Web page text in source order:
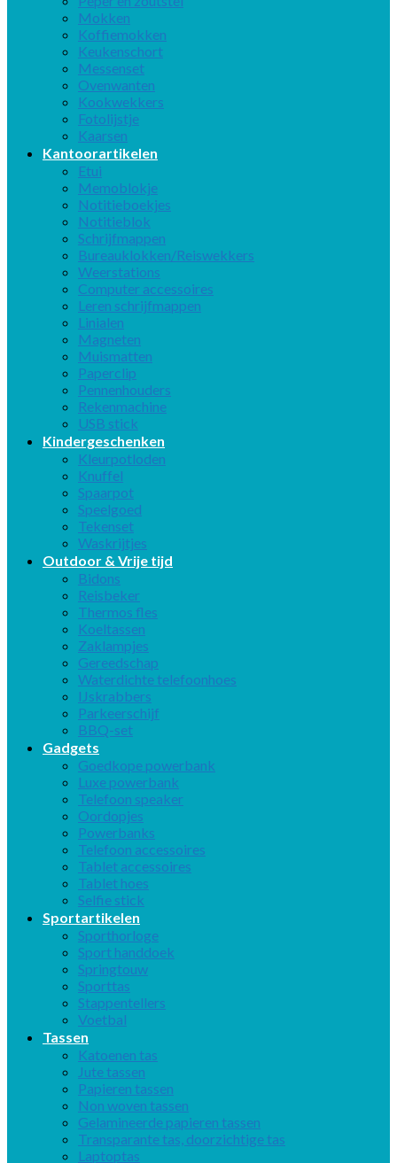
Mokken
Koffiemokken
Keukenschort
Messenset
Ovenwanten
Kookwekkers
Fotolijstje
Kaarsen
Kantoorartikelen
Etui
Memoblokje
Notitieboekjes
Notitieblok
Schrijfmappen
Bureauklokken/Reiswekkers
Weerstations
Computer accessoires
Leren schrijfmappen
Linialen
Magneten
Muismatten
Paperclip
Pennenhouders
Rekenmachine
USB stick
Kindergeschenken
Kleurpotloden
Knuffel
Spaarpot
Speelgoed
Tekenset
Waskrijtjes
Outdoor & Vrije tijd
Bidons
Reisbeker
Thermos fles
Koeltassen
Zaklampjes
Gereedschap
Waterdichte telefoonhoes
IJskrabbers
Parkeerschijf
BBQ-set
Gadgets
Goedkope powerbank
Luxe powerbank
Telefoon speaker
Oordopjes
Powerbanks
Telefoon accessoires
Tablet accessoires
Tablet hoes
Selfie stick
Sportartikelen
Sporthorloge
Sport handdoek
Springtouw
Sporttas
Stappentellers
Voetbal
Tassen
Katoenen tas
Jute tassen
Papieren tassen
Non woven tassen
Gelamineerde papieren tassen
Transparante tas, doorzichtige tas
Laptoptas